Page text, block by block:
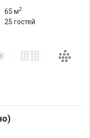
65 м2
25 гостей